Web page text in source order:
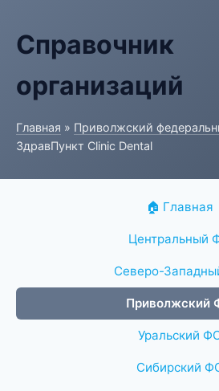
Справочник
организаций
Главная » Приволжский
ЗдравПункт Clinic Dental
🏠 Главная
Центральный
Северо-
Приволжский
Уральский
Сибирский